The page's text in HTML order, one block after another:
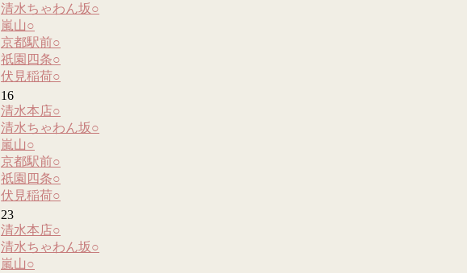
清水ちゃわん坂○
嵐山○
京都駅前○
祇園四条○
伏見稲荷○
16
清水本店○
清水ちゃわん坂○
嵐山○
京都駅前○
祇園四条○
伏見稲荷○
23
清水本店○
清水ちゃわん坂○
嵐山○